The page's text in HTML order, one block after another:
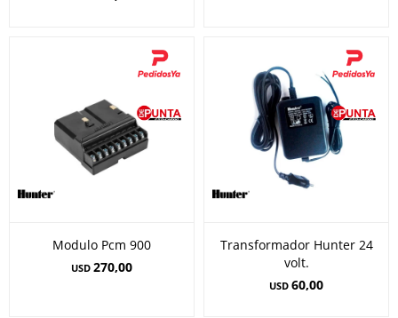
Modulo Pcm 900
USD 270,00
Transformador Hunter 24
volt.
USD 60,00